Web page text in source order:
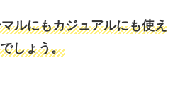
ルにもカジュアルにも使え
しょう。